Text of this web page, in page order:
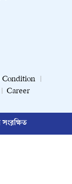
Condition
Career
সংরক্ষিত